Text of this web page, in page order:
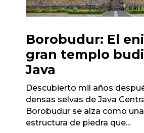
Borobudur: El
gran templo
Java
Descubierto mil años
densas selvas de Java
Borobudur se alza como
estructura de piedra que...